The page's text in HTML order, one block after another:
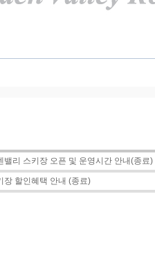
밸리 스키장 오픈 및 운영시간 안내(종료)
장 할인혜택 안내 (종료)